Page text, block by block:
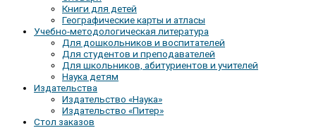
Книги для детей
Географические карты и атласы
Учебно-методологическая литература
Для дошкольников и воспитателей
Для студентов и преподавателей
Для школьников, абитуриентов и учителей
Наука детям
Издательства
Издательство «Наука»
Издательство «Питер»
Стол заказов